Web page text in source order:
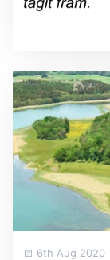
6th Aug 2020